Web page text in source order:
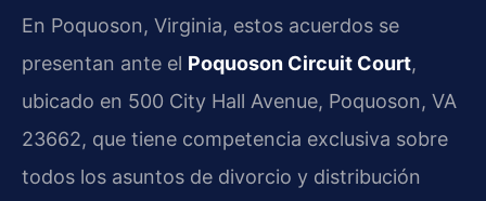
En Poquoson, Virginia, estos acuerdos se
presentan ante el Poquoson Circuit Court,
ubicado en 500 City Hall Avenue, Poquoson, VA
23662, que tiene competencia exclusiva sobre
todos los asuntos de divorcio y distribución